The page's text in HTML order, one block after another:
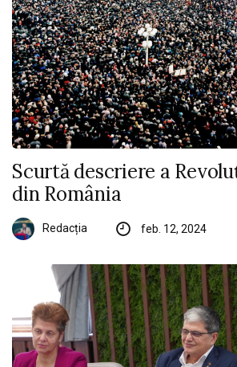
Scurtă descriere a
din România
Redacția feb. 12, 2024